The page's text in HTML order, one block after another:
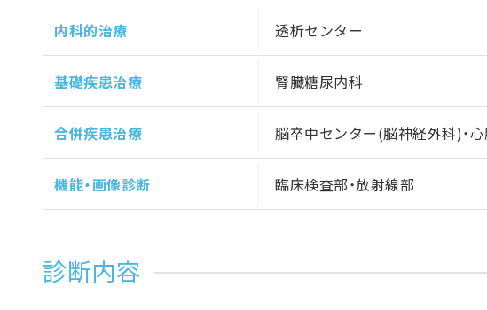
内科的治療 透析センター
基礎疾患治療 腎臓糖尿内科
合併疾患治療 脳卒中センター(脳神経外科)・
機能・画像診断 臨床検査部・放射線部
診断内容